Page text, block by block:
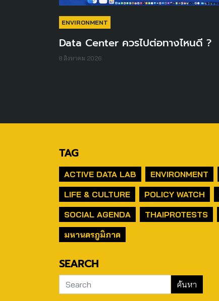
ENVIRONMENT
Data Center ควรไปต่อทางไหนดี ?
8 สิงหาคม 2026
TAG
ACTIVE DATA LAB ENVIRONMENT
LIFE & CULTURE
POLICY WATCH
SOCIAL AGENDA
THAIPROTESTS
มหานครภูมิภาค
SEARCH